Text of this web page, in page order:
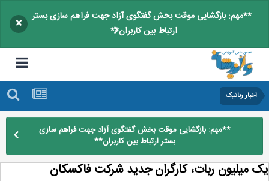
**مهم: بازگشایی موقت بخش گفتگوی آزاد جهت فراهم سازی بستر
ارتباط بین کاربران**
×
اخبار رباتیک
**مهم: بازگشایی موقت بخش گفتگوی آزاد جهت فراهم سازی
بستر ارتباط بین کاربران**
میلیون ربات، کارگران جدید شرکت فاکسکان